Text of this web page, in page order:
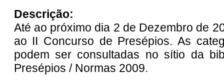
Descrição:
Até ao próximo dia 2 de Dezembro de
ao II Concurso de Presépios. As
podem ser consultadas no sítio da
Presépios / Normas 2009.